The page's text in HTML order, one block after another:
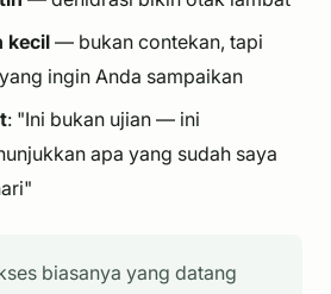
kecil — bukan contekan, tapi
ingin Anda sampaikan
: "Ini bukan ujian — ini
apa yang sudah saya
biasanya yang datang